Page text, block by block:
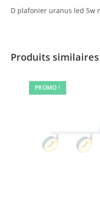
D plafonier uranus led 5w
Produits similaires
PROMO !